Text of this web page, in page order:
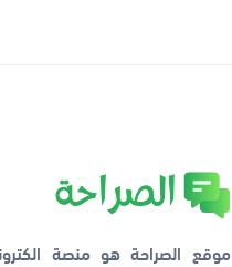
موقع الصراحة هو منصة